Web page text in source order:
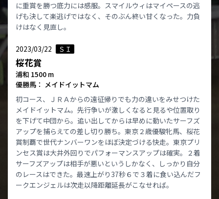
に重賞を勝つ底力には感服。スマイルウィはマイペースの逃
げも決して楽逃げではなく、そのぶん終い甘くなった。力負
けはなく見直し。
2023/03/22 ＳＩ
桜花賞
浦和 1500 m
優勝馬： メイドイットマム
初コース、ＪＲＡからの遠征帰りでも力の違いをみせつけた
メイドイットマム。先行争いが激しくなると見るや位置取り
を下げて中団から。追い出してからは早めに動いたサーフズ
アップを捕らえての差し切り勝ち。東京２歳優駿牝馬、桜花
賞制覇で世代ナンバーワンをほぼ決定づける快走。東京プリ
ンセス賞は大井外回りでパフォーマンスアップは確実。２着
サーフズアップは相手が悪いというしかなく、しっかり自分
のレースはできた。最速上がり37秒６で３着に食い込んだフ
ークエンジェルは次走以降距離延長がこなせれば。